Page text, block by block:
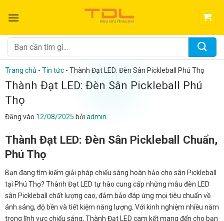
qua
dung
Tìm
kiếm:
Trang chủ - Tin tức - Thành Đạt LED: Đèn Sân Pickleball Phú Thọ
Thành Đạt LED: Đèn Sân Pickleball Phú
Thọ
Đăng vào 12/08/2025 bởi admin
Thành Đạt LED: Đèn Sân Pickleball Chuẩn,
Phú Thọ
Bạn đang tìm kiếm giải pháp chiếu sáng hoàn hảo cho sân Pickleball
tại Phú Thọ? Thành Đạt LED tự hào cung cấp những mẫu đèn LED
sân Pickleball chất lượng cao, đảm bảo đáp ứng mọi tiêu chuẩn về
ánh sáng, độ bền và tiết kiệm năng lượng. Với kinh nghiệm nhiều năm
trong lĩnh vực chiếu sáng, Thành Đạt LED cam kết mang đến cho bạn